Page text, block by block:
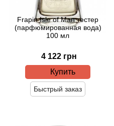
Frapin Isle of Man тестер
(парфюмированная вода)
100 мл
4 122 грн
Купить
Быстрый заказ